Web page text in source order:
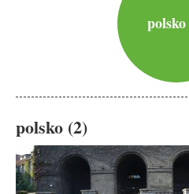
polsko (2)